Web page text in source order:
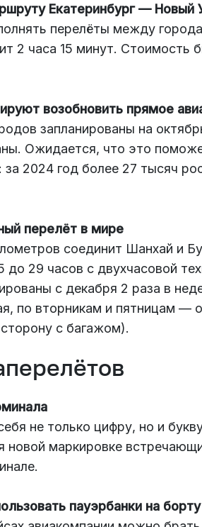
Екатеринбург — Новый
перелёты между
2 часа 15 минут. Стоимость
возобновить прямое
запланированы на
Ожидается, что это
2024 год более 27 тысяч
перелёт в мире
соединит Шанхай и
29 часов с двухчасовой
с декабря 2 раза в
по вторникам и пятницам —
с багажом).
не только цифру, но и
новой маркировке
пауэрбанки на борту